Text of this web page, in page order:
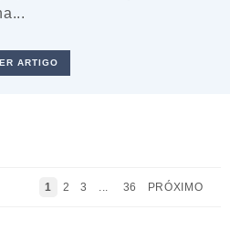
ARTIGO
1 2 3 ... 36 PRÓXIMO